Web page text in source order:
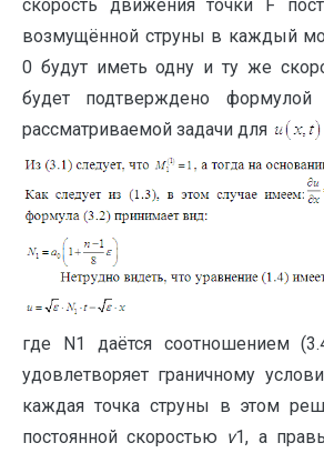
скорость движения точки F
возмущённой струны в каждый
0 будут иметь одну и ту же
будет подтверждено формулой
рассматриваемой задачи для
где N1 даётся соотношением
удовлетворяет граничному
каждая точка струны в этом
постоянной скоростью v1, а